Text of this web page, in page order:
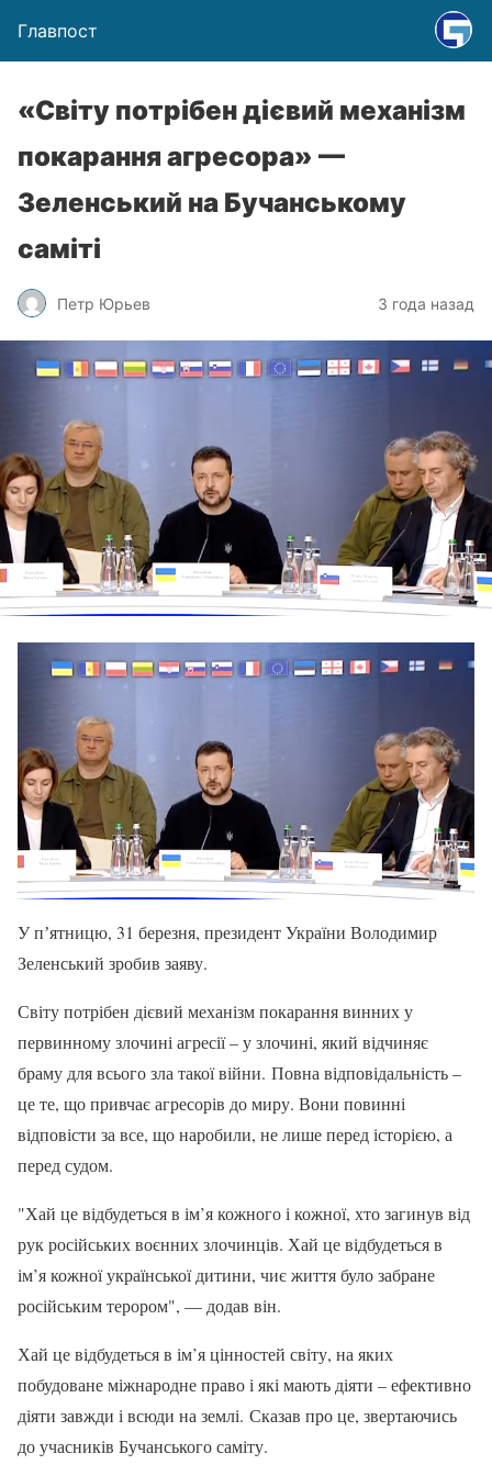
Главпост
«Світу потрібен дієвий механізм
покарання агресора» —
Зеленський на Бучанському
саміті
Петр Юрьев 3 года назад
У пʼятницю, 31 березня, президент України Володимир
Зеленський зробив заяву.
Світу потрібен дієвий механізм покарання винних у
первинному злочині агресії – у злочині, який відчиняє
браму для всього зла такої війни. Повна відповідальність –
це те, що привчає агресорів до миру. Вони повинні
відповісти за все, що наробили, не лише перед історією, а
перед судом.
"Хай це відбудеться в ім’я кожного і кожної, хто загинув від
рук російських воєнних злочинців. Хай це відбудеться в
ім’я кожної української дитини, чиє життя було забране
російським терором", — додав він.
Хай це відбудеться в ім’я цінностей світу, на яких
побудоване міжнародне право і які мають діяти – ефективно
діяти завжди і всюди на землі. Сказав про це, звертаючись
до учасників Бучанського саміту.